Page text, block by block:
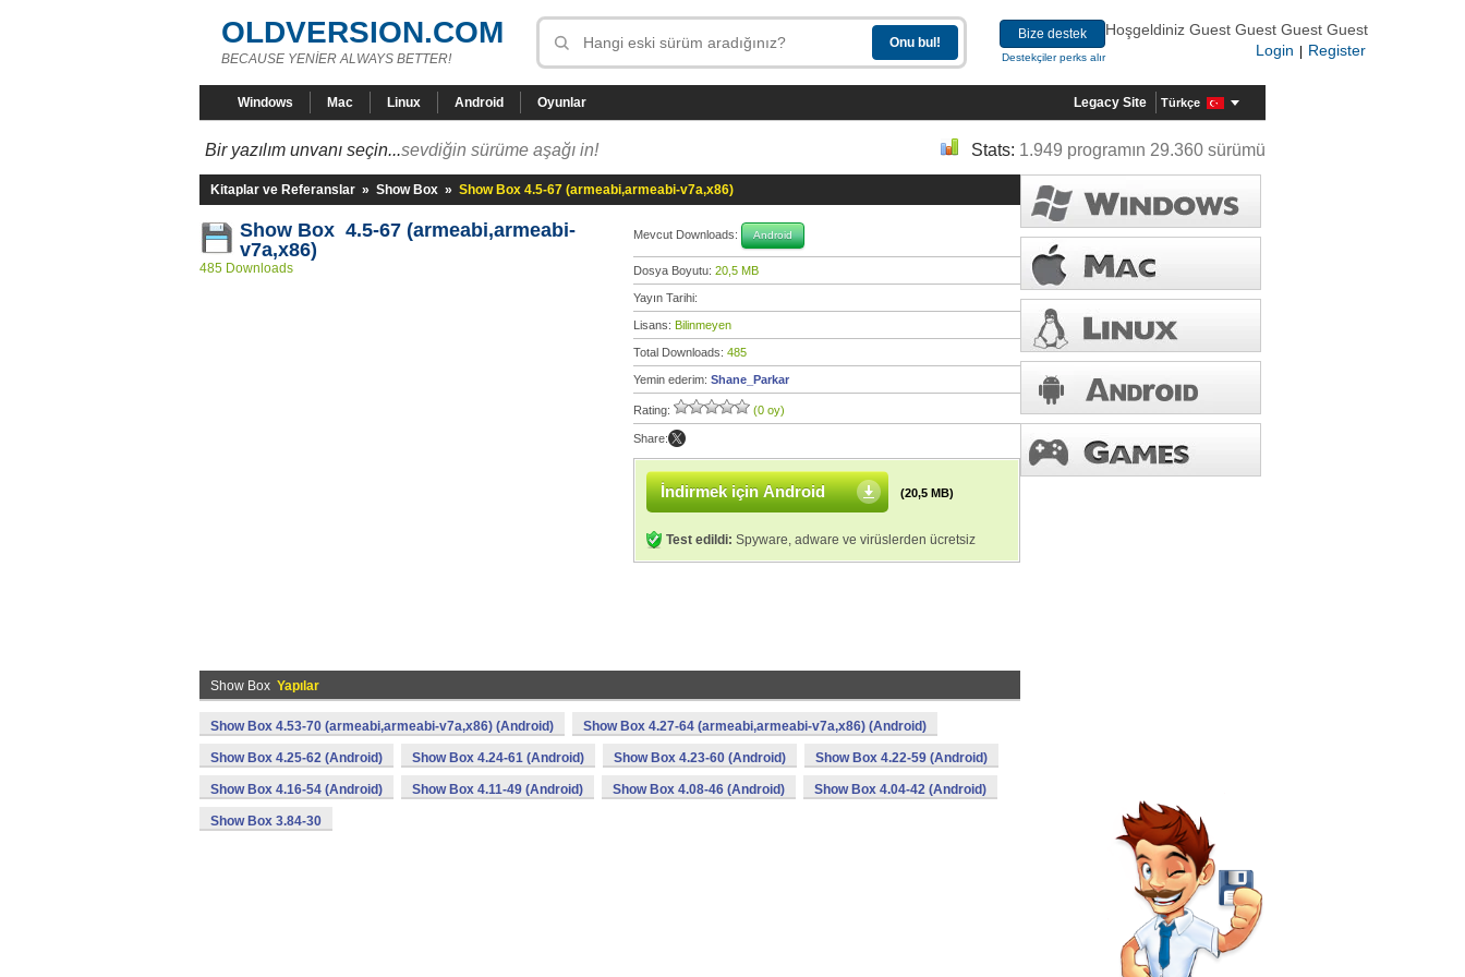
OLDVERSION.COM
BECAUSE YENİER ALWAYS BETTER!
Bize destek
Destekçiler perks alır
Hoşgeldiniz Guest Guest Guest Guest
Login
Register
Windows Mac Linux Android Oyunlar Legacy Site Türkçe
Bir yazılım unvanı seçin...sevdiğin sürüme aşağı in! Stats: 1.949 programın 29.360 sürümü
Kitaplar ve Referanslar » Show Box » Show Box 4.5-67 (armeabi,armeabi-v7a,x86)
Show Box 4.5-67 (armeabi,armeabi-
v7a,x86)
485 Downloads
Mevcut Downloads: Android
Dosya Boyutu: 20,5 MB
Yayın Tarihi:
Lisans: Bilinmeyen
Total Downloads: 485
Yemin ederim: Shane_Parkar
Rating: (0 oy)
Share:
İndirmek için Android (20,5 MB)
Test edildi: Spyware, adware ve virüslerden ücretsiz
Show Box Yapılar
Show Box 4.53-70 (armeabi,armeabi-v7a,x86) (Android) Show Box 4.27-64 (armeabi,armeabi-v7a,x86) (Android)
Show Box 4.25-62 (Android) Show Box 4.24-61 (Android) Show Box 4.23-60 (Android) Show Box 4.22-59 (Android)
Show Box 4.16-54 (Android) Show Box 4.11-49 (Android) Show Box 4.08-46 (Android) Show Box 4.04-42 (Android)
Show Box 3.84-30